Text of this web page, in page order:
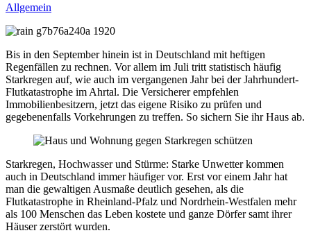
Allgemein
Bis in den September hinein ist in Deutschland mit heftigen
Regenfällen zu rechnen. Vor allem im Juli tritt statistisch häufig
Starkregen auf, wie auch im vergangenen Jahr bei der Jahrhundert-
Flutkatastrophe im Ahrtal. Die Versicherer empfehlen
Immobilienbesitzern, jetzt das eigene Risiko zu prüfen und
gegebenenfalls Vorkehrungen zu treffen. So sichern Sie ihr Haus ab.
Starkregen, Hochwasser und Stürme: Starke Unwetter kommen
auch in Deutschland immer häufiger vor. Erst vor einem Jahr hat
man die gewaltigen Ausmaße deutlich gesehen, als die
Flutkatastrophe in Rheinland-Pfalz und Nordrhein-Westfalen mehr
als 100 Menschen das Leben kostete und ganze Dörfer samt ihrer
Häuser zerstört wurden.